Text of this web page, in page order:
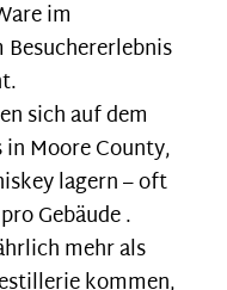
im
Besuchererlebnis
sich auf dem
in Moore County,
lagern – oft
Gebäude .
mehr als